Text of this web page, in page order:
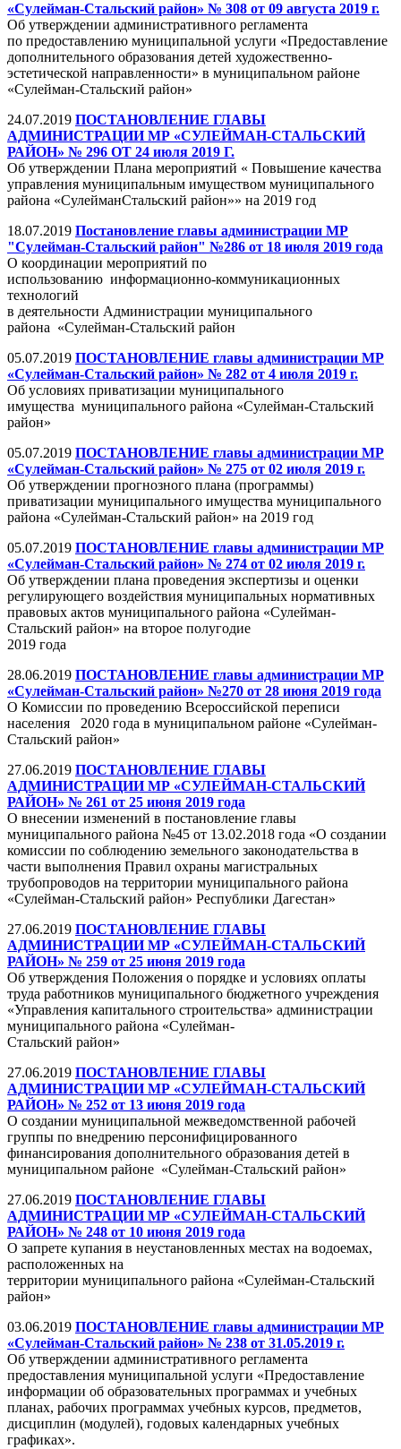
«Сулейман-Стальский район» № 308 от 09 августа 2019 г.
Об утверждении административного регламента
по предоставлению муниципальной услуги «Предоставление
дополнительного образования детей художественно-
эстетической направленности» в муниципальном районе
«Сулейман-Стальский район»
24.07.2019 ПОСТАНОВЛЕНИЕ ГЛАВЫ
АДМИНИСТРАЦИИ МР «СУЛЕЙМАН-СТАЛЬСКИЙ
РАЙОН» № 296 ОТ 24 июля 2019 Г.
Об утверждении Плана мероприятий « Повышение качества
управления муниципальным имуществом муниципального
района «СулейманСтальский район»» на 2019 год
18.07.2019 Постановление главы администрации МР
"Сулейман-Стальский район" №286 от 18 июля 2019 года
О координации мероприятий по
использованию информационно-коммуникационных
технологий
в деятельности Администрации муниципального
района «Сулейман-Стальский район
05.07.2019 ПОСТАНОВЛЕНИЕ главы администрации МР
«Сулейман-Стальский район» № 282 от 4 июля 2019 г.
Об условиях приватизации муниципального
имущества муниципального района «Сулейман-Стальский
район»
05.07.2019 ПОСТАНОВЛЕНИЕ главы администрации МР
«Сулейман-Стальский район» № 275 от 02 июля 2019 г.
Об утверждении прогнозного плана (программы)
приватизации муниципального имущества муниципального
района «Сулейман-Стальский район» на 2019 год
05.07.2019 ПОСТАНОВЛЕНИЕ главы администрации МР
«Сулейман-Стальский район» № 274 от 02 июля 2019 г.
Об утверждении плана проведения экспертизы и оценки
регулирующего воздействия муниципальных нормативных
правовых актов муниципального района «Сулейман-
Стальский район» на второе полугодие
2019 года
28.06.2019 ПОСТАНОВЛЕНИЕ главы администрации МР
«Сулейман-Стальский район» №270 от 28 июня 2019 года
О Комиссии по проведению Всероссийской переписи
населения 2020 года в муниципальном районе «Сулейман-
Стальский район»
27.06.2019 ПОСТАНОВЛЕНИЕ ГЛАВЫ
АДМИНИСТРАЦИИ МР «СУЛЕЙМАН-СТАЛЬСКИЙ
РАЙОН» № 261 от 25 июня 2019 года
О внесении изменений в постановление главы
муниципального района №45 от 13.02.2018 года «О создании
комиссии по соблюдению земельного законодательства в
части выполнения Правил охраны магистральных
трубопроводов на территории муниципального района
«Сулейман-Стальский район» Республики Дагестан»
27.06.2019 ПОСТАНОВЛЕНИЕ ГЛАВЫ
АДМИНИСТРАЦИИ МР «СУЛЕЙМАН-СТАЛЬСКИЙ
РАЙОН» № 259 от 25 июня 2019 года
Об утверждения Положения о порядке и условиях оплаты
труда работников муниципального бюджетного учреждения
«Управления капитального строительства» администрации
муниципального района «Сулейман-
Стальский район»
27.06.2019 ПОСТАНОВЛЕНИЕ ГЛАВЫ
АДМИНИСТРАЦИИ МР «СУЛЕЙМАН-СТАЛЬСКИЙ
РАЙОН» № 252 от 13 июня 2019 года
О создании муниципальной межведомственной рабочей
группы по внедрению персонифицированного
финансирования дополнительного образования детей в
муниципальном районе «Сулейман-Стальский район»
27.06.2019 ПОСТАНОВЛЕНИЕ ГЛАВЫ
АДМИНИСТРАЦИИ МР «СУЛЕЙМАН-СТАЛЬСКИЙ
РАЙОН» № 248 от 10 июня 2019 года
О запрете купания в неустановленных местах на водоемах,
расположенных на
территории муниципального района «Сулейман-Стальский
район»
03.06.2019 ПОСТАНОВЛЕНИЕ главы администрации МР
«Сулейман-Стальский район» № 238 от 31.05.2019 г.
Об утверждении административного регламента
предоставления муниципальной услуги «Предоставление
информации об образовательных программах и учебных
планах, рабочих программах учебных курсов, предметов,
дисциплин (модулей), годовых календарных учебных
графиках».